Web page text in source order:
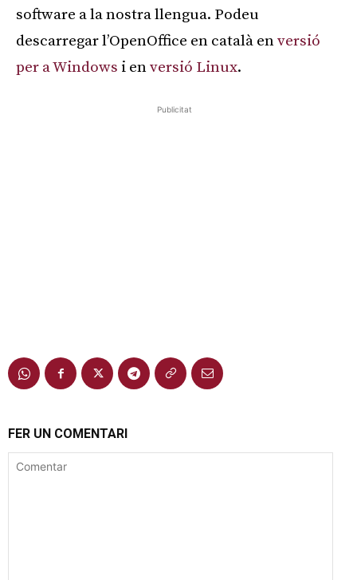
software a la nostra llengua. Podeu
descarregar l’OpenOffice en català enversió
per a Windows i enversió Linux.
Publicitat
FER UN COMENTARI